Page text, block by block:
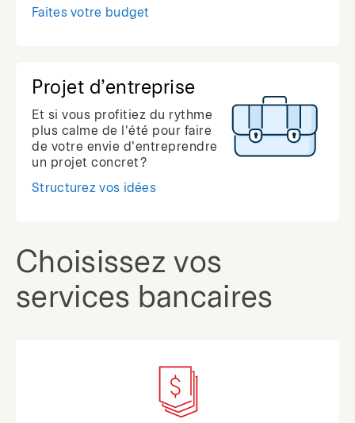
Faites votre budget
Projet d’entreprise
Et si vous profitiez du rythme
plus calme de l'été pour faire
de votre envie d'entreprendre
un projet concret?
Structurez vos idées
Choisissez vos
services bancaires